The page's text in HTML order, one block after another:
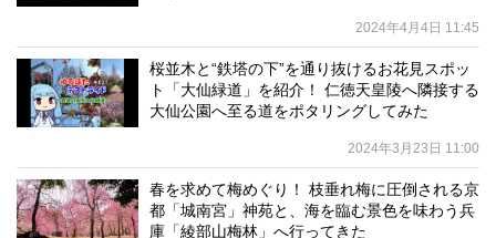
2024年4月4日 11:45
桜並木と“鉄塔の下”を通り抜けるお花見スポッ
ト「大仙緑道」を紹介！ 仁徳天皇陵へ隣接する
大仙公園へ至る道をポタリングしてみた
2024年3月23日 11:00
春を求めて梅めぐり！ 枝垂れ梅に圧倒される京
都「城南宮」神苑と、海を臨む景色を味わう兵
庫「綾部山梅林」へ行ってきた